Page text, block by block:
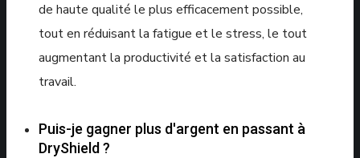
de haute qualité le plus efficacement possible,
tout en réduisant la fatigue et le stress, le tout
augmentant la productivité et la satisfaction au
travail.
Puis-je gagner plus d'argent en passant à
DryShield ?